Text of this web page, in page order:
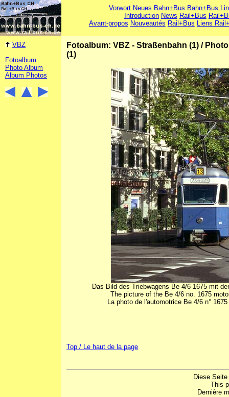
Vorwort Neues Bahn+Bus Bahn+Bus
Introduction News Rail+Bus
Avant-propos Nouveautés Rail+Bus Liens
VBZ
Fotoalbum
Photo Album
Album Photos
Fotoalbum: VBZ - Straßenbahn (1) /
(1)
Das Bild des Triebwagens Be 4/6 1675 mit
The picture of the Be 4/6 no. 1675
La photo de l'automotrice Be 4/6 n°
Top / Le haut de la page
Diese
This
Dernière